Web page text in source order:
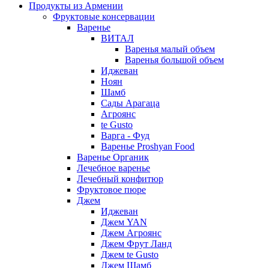
Продукты из Армении
Фруктовые консервации
Варенье
ВИТАЛ
Варенья малый объем
Варенья большой объем
Иджеван
Ноян
Шамб
Сады Арагаца
Агроянс
te Gusto
Варга - Фуд
Варенье Proshyan Food
Варенье Органик
Лечебное варенье
Лечебный конфитюр
Фруктовое пюре
Джем
Иджеван
Джем YAN
Джем Агроянс
Джем Фрут Ланд
Джем te Gusto
Джем Шамб